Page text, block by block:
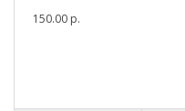
150.00 р.